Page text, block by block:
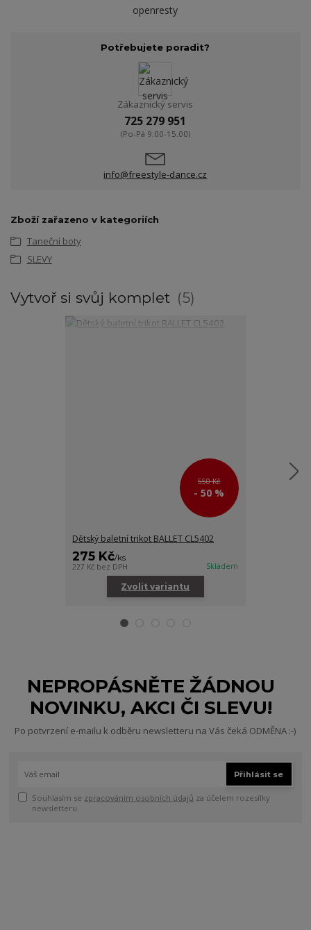
openresty
Potřebujete poradit?
Zákaznický servis
725 279 951
(Po-Pá 9:00-15.00)
info@freestyle-dance.cz
Zboží zařazeno v kategoriích
Taneční boty
SLEVY
Vytvoř si svůj komplet 5
550 Kč
- 50 %
Dětský baletní trikot BALLET CL5402
275 Kč/ks
227 Kč bez DPH Skladem
Zvolit variantu
NEPROPÁSNĚTE ŽÁDNOU
NOVINKU, AKCI ČI SLEVU!
Po potvrzení e-mailu k odběru newsletteru na Vás čeká ODMĚNA :-)
Přihlásit se
Souhlasím se zpracováním osobních údajů za účelem rozesílky
newsletteru.